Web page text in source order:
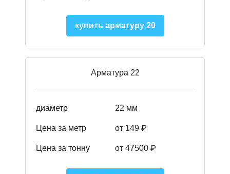
купить арматуру 20
Арматура 22
диаметр 22 мм
Цена за метр от 149 ₽
Цена за тонну от 47500 ₽